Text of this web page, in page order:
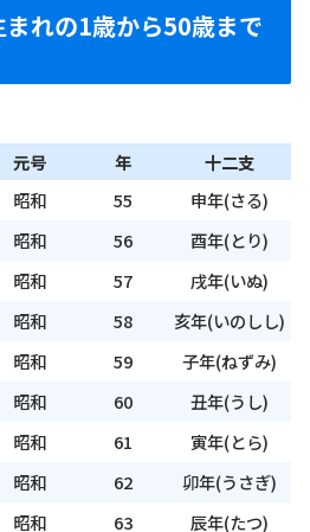
れの1歳から50歳まで
元号 年 十二支
昭和 55 申年(さる)
昭和 56 酉年(とり)
昭和 57 戌年(いぬ)
昭和 58 亥年(いのしし)
昭和 59 子年(ねずみ)
昭和 60 丑年(うし)
昭和 61 寅年(とら)
昭和 62 卯年(うさぎ)
昭和 63 辰年(たつ)